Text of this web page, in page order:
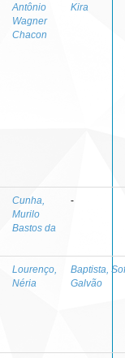
Antônio
Wagner
Chacon
Kira
Cunha,
Murilo
Bastos da
-
Lourenço,
Néria
Baptista,
Galvão